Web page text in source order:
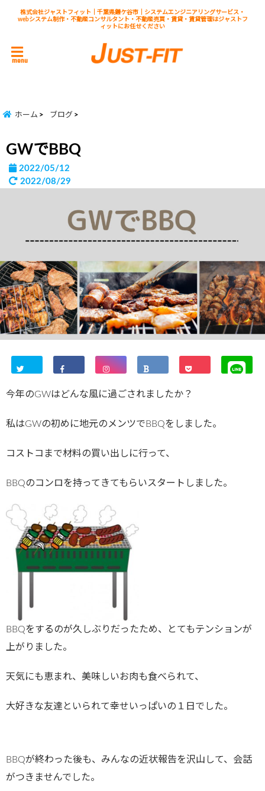
株式会社ジャストフィット｜千葉県鎌ケ谷市｜システムエンジニアリングサービス・
webシステム制作・不動産コンサルタント・不動産売買・賃貸・賃貸管理はジャストフ
ィットにお任せください
menu
ホーム ブログ
GWでBBQ
2022/05/12
2022/08/29
今年のGWはどんな風に過ごされましたか？
私はGWの初めに地元のメンツでBBQをしました。
コストコまで材料の買い出しに行って、
BBQのコンロを持ってきてもらいスタートしました。
BBQをするのが久しぶりだったため、とてもテンションが
上がりました。
天気にも恵まれ、美味しいお肉も食べられて、
大好きな友達といられて幸せいっぱいの１日でした。
BBQが終わった後も、みんなの近状報告を沢山して、会話
がつきませんでした。